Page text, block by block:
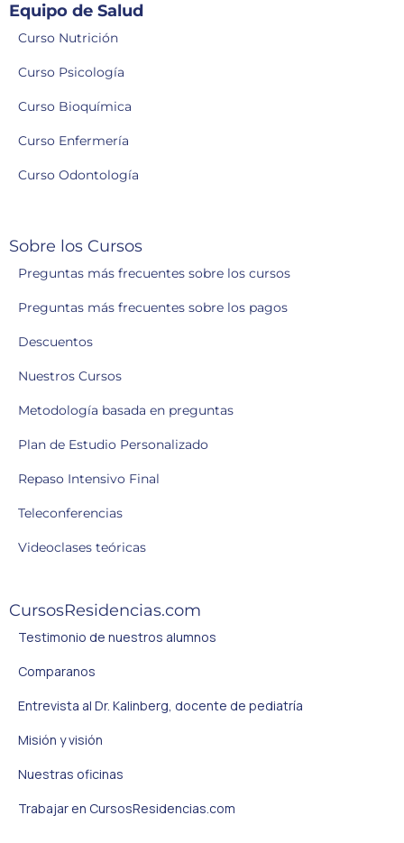
Equipo de Salud
Curso Nutrición
Curso Psicología
Curso Bioquímica
Curso Enfermería
Curso Odontología
Sobre los Cursos
Preguntas más frecuentes sobre los cursos
Preguntas más frecuentes sobre los pagos
Descuentos
Nuestros Cursos
Metodología basada en preguntas
Plan de Estudio Personalizado
Repaso Intensivo Final
Teleconferencias
Videoclases teóricas
CursosResidencias.com
Testimonio de nuestros alumnos
Comparanos
Entrevista al Dr. Kalinberg, docente de pediatría
Misión y visión
Nuestras oficinas
Trabajar en CursosResidencias.com